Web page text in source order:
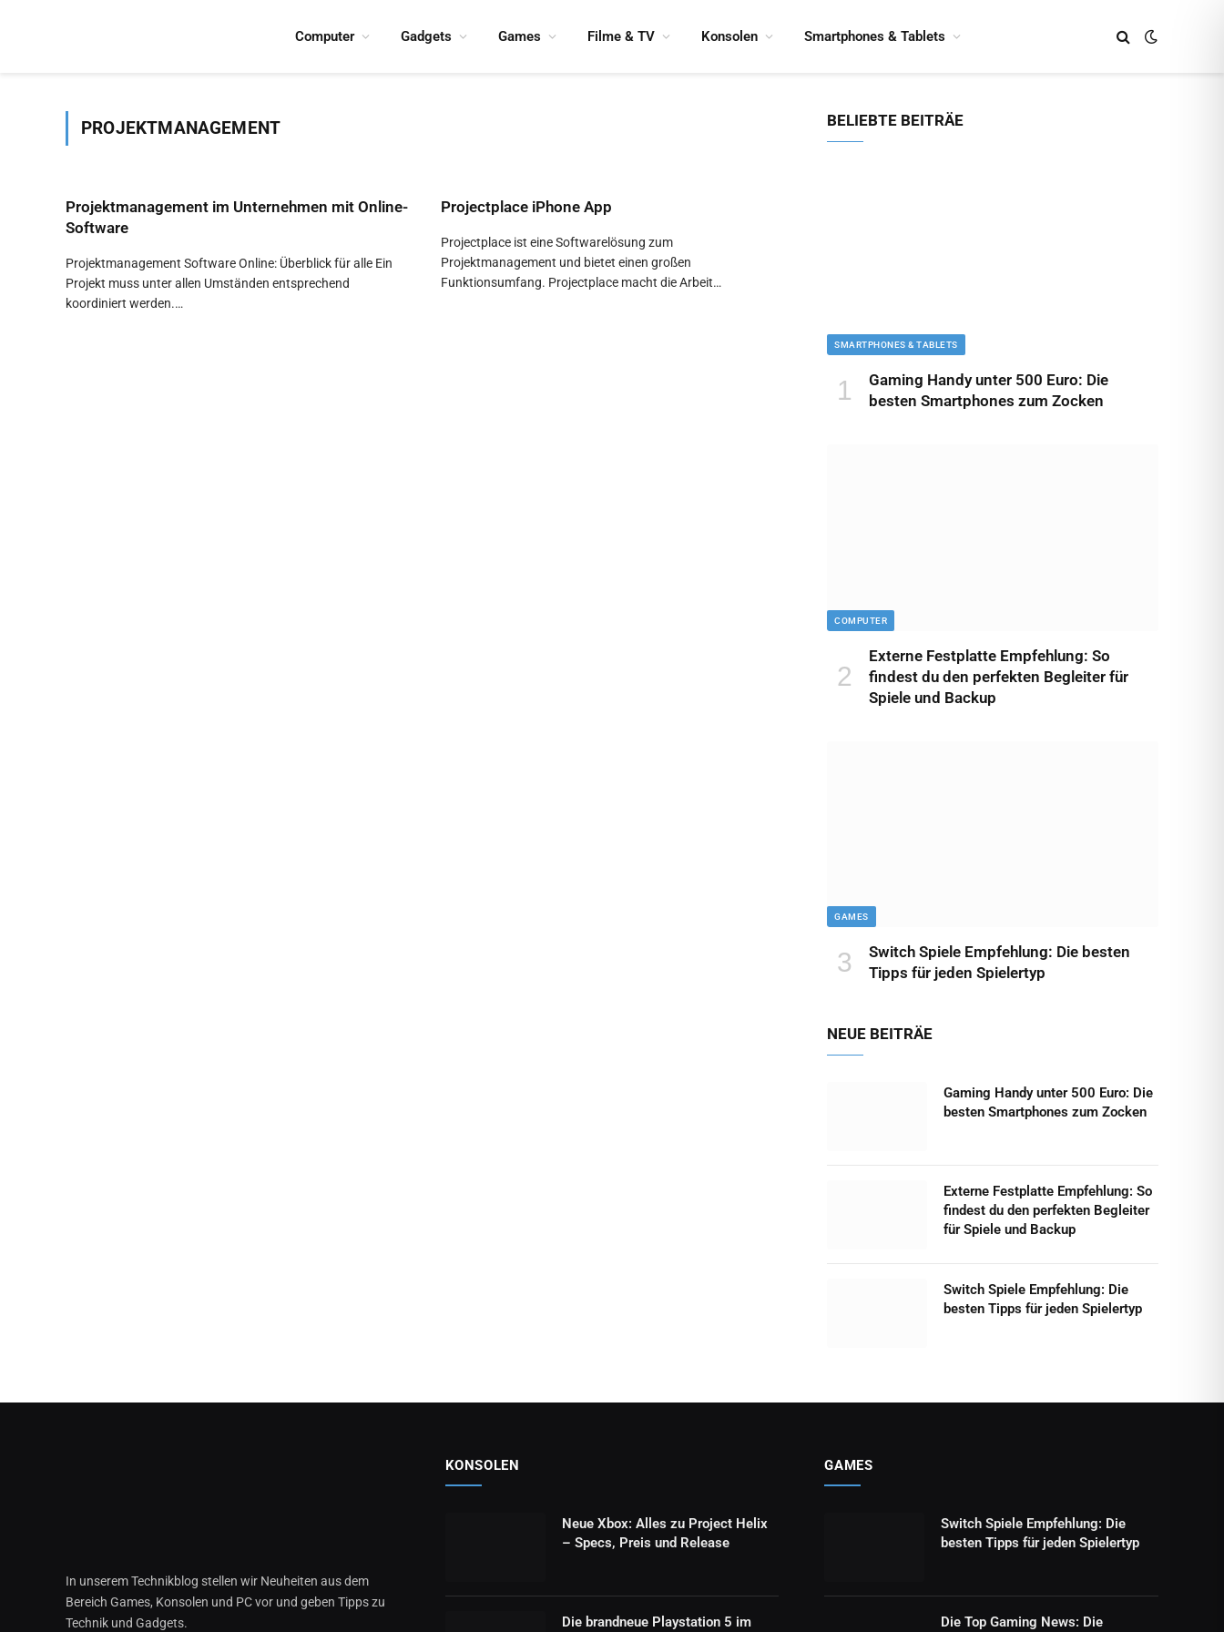
Computer Gadgets Games Filme & TV Konsolen Smartphones & Tablets
PROJEKTMANAGEMENT
Projektmanagement im Unternehmen mit Online-
Software
Projektmanagement Software Online: Überblick für alle Ein
Projekt muss unter allen Umständen entsprechend
koordiniert werden.…
Projectplace iPhone App
Projectplace ist eine Softwarelösung zum
Projektmanagement und bietet einen großen
Funktionsumfang. Projectplace macht die Arbeit…
BELIEBTE BEITRÄE
SMARTPHONES & TABLETS
Gaming Handy unter 500 Euro: Die
besten Smartphones zum Zocken
COMPUTER
Externe Festplatte Empfehlung: So
findest du den perfekten Begleiter für
Spiele und Backup
GAMES
Switch Spiele Empfehlung: Die besten
Tipps für jeden Spielertyp
NEUE BEITRÄE
Gaming Handy unter 500 Euro: Die
besten Smartphones zum Zocken
Externe Festplatte Empfehlung: So
findest du den perfekten Begleiter
für Spiele und Backup
Switch Spiele Empfehlung: Die
besten Tipps für jeden Spielertyp
In unserem Technikblog stellen wir Neuheiten aus dem
Bereich Games, Konsolen und PC vor und geben Tipps zu
Technik und Gadgets.
KONSOLEN
Neue Xbox: Alles zu Project Helix
– Specs, Preis und Release
Die brandneue Playstation 5 im
GAMES
Switch Spiele Empfehlung: Die
besten Tipps für jeden Spielertyp
Die Top Gaming News: Die